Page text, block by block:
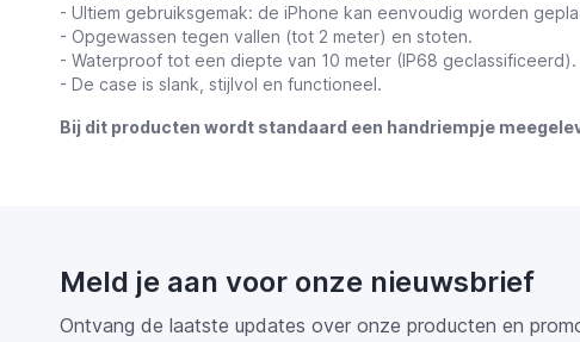
- Ultiem gebruiksgemak: de iPhone kan eenvoudig worden
- Opgewassen tegen vallen (tot 2 meter) en stoten.
- Waterproof tot een diepte van 10 meter (IP68 geclassificeerd).
- De case is slank, stijlvol en functioneel.
Bij dit producten wordt standaard een handriempje
Meld je aan voor onze nieuwsbrief
Ontvang de laatste updates over onze producten en